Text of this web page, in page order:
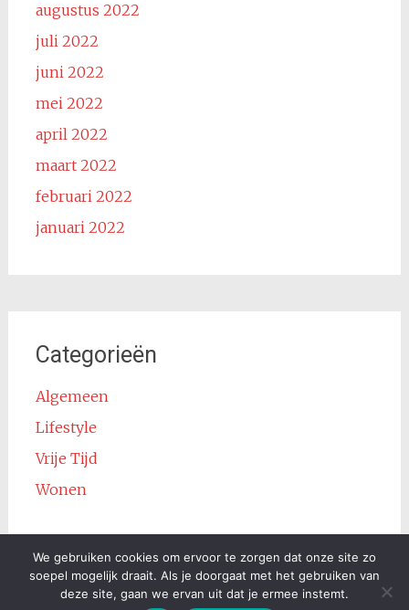
augustus 2022
juli 2022
juni 2022
mei 2022
april 2022
maart 2022
februari 2022
januari 2022
Categorieën
Algemeen
Lifestyle
Vrije Tijd
Wonen
Copyright © 2026Podcast Info. Alle rechten voorbehouden.
We gebruiken cookies om ervoor te zorgen dat onze site zo
soepel mogelijk draait. Als je doorgaat met het gebruiken van
deze site, gaan we ervan uit dat je ermee instemt.